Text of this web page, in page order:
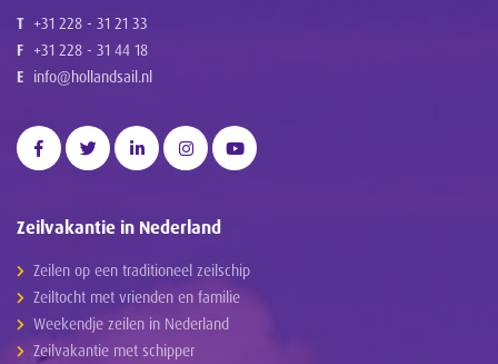
T +31 228 - 31 21 33
F +31 228 - 31 44 18
E info@hollandsail.nl
Zeilvakantie in Nederland
Zeilen op een traditioneel zeilschip
Zeiltocht met vrienden en familie
Weekendje zeilen in Nederland
Zeilvakantie met schipper